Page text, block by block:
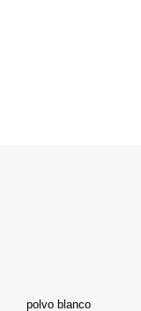
polvo blanco